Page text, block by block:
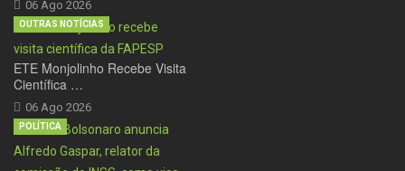
06 Ago 2026
ETE Monjolinho Recebe Visita
Científica …
06 Ago 2026
OUTRAS NOTÍCIAS
POLÍTICA